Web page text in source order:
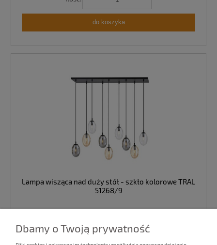
do koszyka
Lampa wisząca nad duży stół - szkło kolorowe TRAL
51268/9
Dbamy o Twoją prywatność